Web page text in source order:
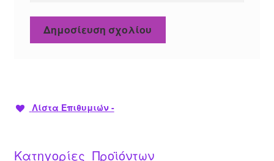
Λίστα Επιθυμιών -
Κατηγορίες Προϊόντων